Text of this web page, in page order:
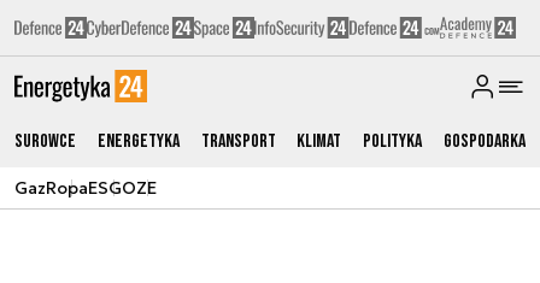
Surowce Energetyka Transport Klimat Polityka Gospodarka
GazRopaESGOZE